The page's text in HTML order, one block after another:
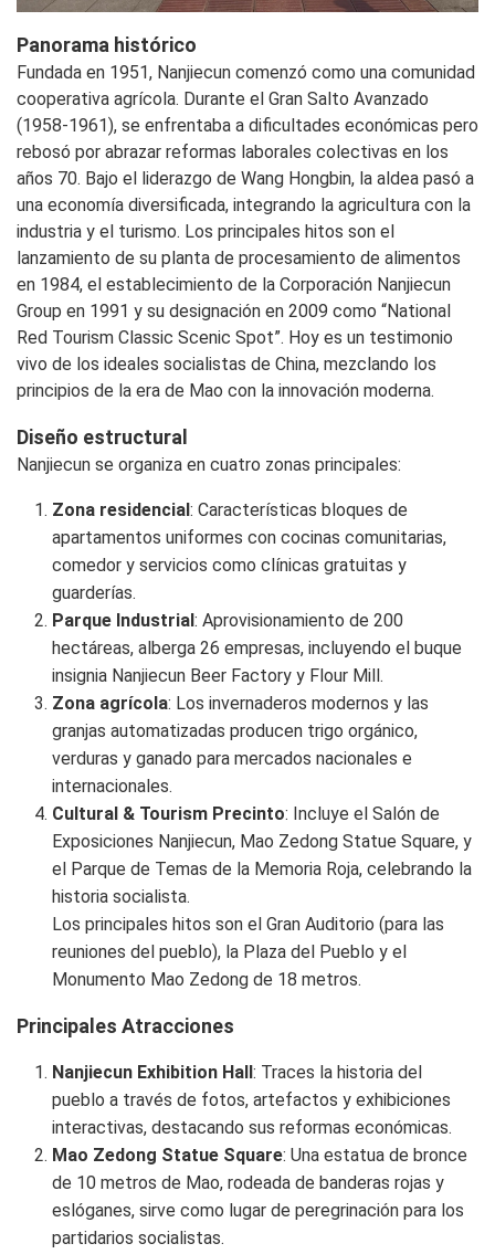
Panorama histórico
Fundada en 1951, Nanjiecun comenzó como una comunidad
cooperativa agrícola. Durante el Gran Salto Avanzado
(1958-1961), se enfrentaba a dificultades económicas pero
rebosó por abrazar reformas laborales colectivas en los
años 70. Bajo el liderazgo de Wang Hongbin, la aldea pasó a
una economía diversificada, integrando la agricultura con la
industria y el turismo. Los principales hitos son el
lanzamiento de su planta de procesamiento de alimentos
en 1984, el establecimiento de la Corporación Nanjiecun
Group en 1991 y su designación en 2009 como “National
Red Tourism Classic Scenic Spot”. Hoy es un testimonio
vivo de los ideales socialistas de China, mezclando los
principios de la era de Mao con la innovación moderna.
Diseño estructural
Nanjiecun se organiza en cuatro zonas principales:
Zona residencial: Características bloques de
apartamentos uniformes con cocinas comunitarias,
comedor y servicios como clínicas gratuitas y
guarderías.
Parque Industrial: Aprovisionamiento de 200
hectáreas, alberga 26 empresas, incluyendo el buque
insignia Nanjiecun Beer Factory y Flour Mill.
Zona agrícola: Los invernaderos modernos y las
granjas automatizadas producen trigo orgánico,
verduras y ganado para mercados nacionales e
internacionales.
Cultural & Tourism Precinto: Incluye el Salón de
Exposiciones Nanjiecun, Mao Zedong Statue Square, y
el Parque de Temas de la Memoria Roja, celebrando la
historia socialista.
Los principales hitos son el Gran Auditorio (para las
reuniones del pueblo), la Plaza del Pueblo y el
Monumento Mao Zedong de 18 metros.
Principales Atracciones
Nanjiecun Exhibition Hall: Traces la historia del
pueblo a través de fotos, artefactos y exhibiciones
interactivas, destacando sus reformas económicas.
Mao Zedong Statue Square: Una estatua de bronce
de 10 metros de Mao, rodeada de banderas rojas y
eslóganes, sirve como lugar de peregrinación para los
partidarios socialistas.